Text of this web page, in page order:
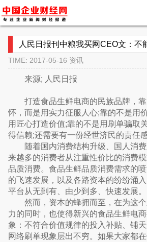
人民日报刊中粮我买网CEO文：不
TIME: 2017-05-16 资讯
来源; 人民日报
打造食品生鲜电商的民族品牌，
怀，而是用实力征服人心;靠的不是用
用匠心打造价值;靠的不是用刷单骗取
得信赖;还需要有一份经世济民的责任
随着国内消费结构升级、国人消
来越多的消费者从注重性价比的消费模
品质消费。食品生鲜品质消费需求的
的飞速发展，以及各路资本的纷纷涌
平台从无到有、由少到多、快速发展。
然而，资本的蜂拥而至，在为这
力的同时，也使得新兴的食品生鲜电
象：不符合价值规律的投入补贴、铺
网络刷单现象层出不穷。如果大家都